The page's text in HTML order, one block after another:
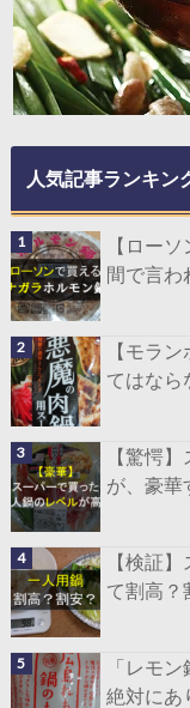
人気記事ランキン
【ロー
間で言わ
【モラ
てはなら
【驚愕
が、豪華
【検証
て割高
「レモ
絶対にあ